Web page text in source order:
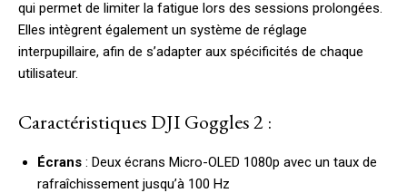
qui permet de limiter la fatigue lors des sessions prolongées.
Elles intègrent également un système de réglage
interpupillaire, afin de s’adapter aux spécificités de chaque
utilisateur.
Caractéristiques DJI Goggles 2 :
Écrans : Deux écrans Micro-OLED 1080p avec un taux de
rafraîchissement jusqu’à 100 Hz